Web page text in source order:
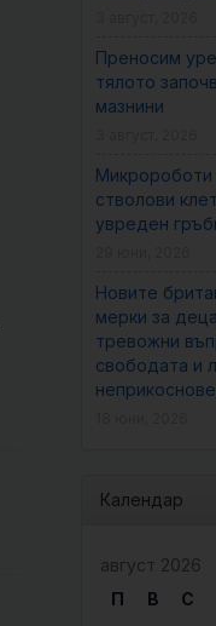
Преносим
тялото
мазнини
Микророботи
стволови
увреден
Новите
мерки за
тревожни
свободата и
Календар
август 2026
П
В С